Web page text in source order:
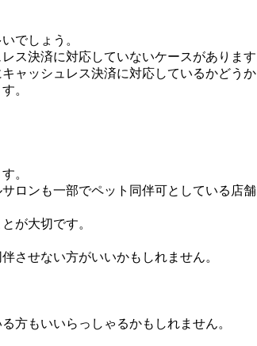
でしょう。
ス決済に対応していないケースがあります
ャッシュレス決済に対応しているかどうか
。
。
ロンも一部でペット同伴可としている店
が大切です。
させない方がいいかもしれません。
方もいいらっしゃるかもしれません。